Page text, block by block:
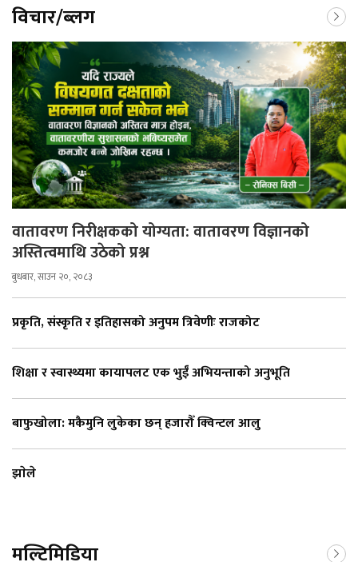
विचार/ब्लग
वातावरण निरीक्षकको योग्यता: वातावरण विज्ञानको
अस्तित्वमाथि उठेको प्रश्न
बुधबार, साउन २०, २०८३
प्रकृति, संस्कृति र इतिहासको अनुपम त्रिवेणीः राजकोट
शिक्षा र स्वास्थ्यमा कायापलट एक भुईँ अभियन्ताको अनुभूति
बाफुखोला: मकैमुनि लुकेका छन् हजारौँ क्विन्टल आलु
झाेले
मल्टिमिडिया